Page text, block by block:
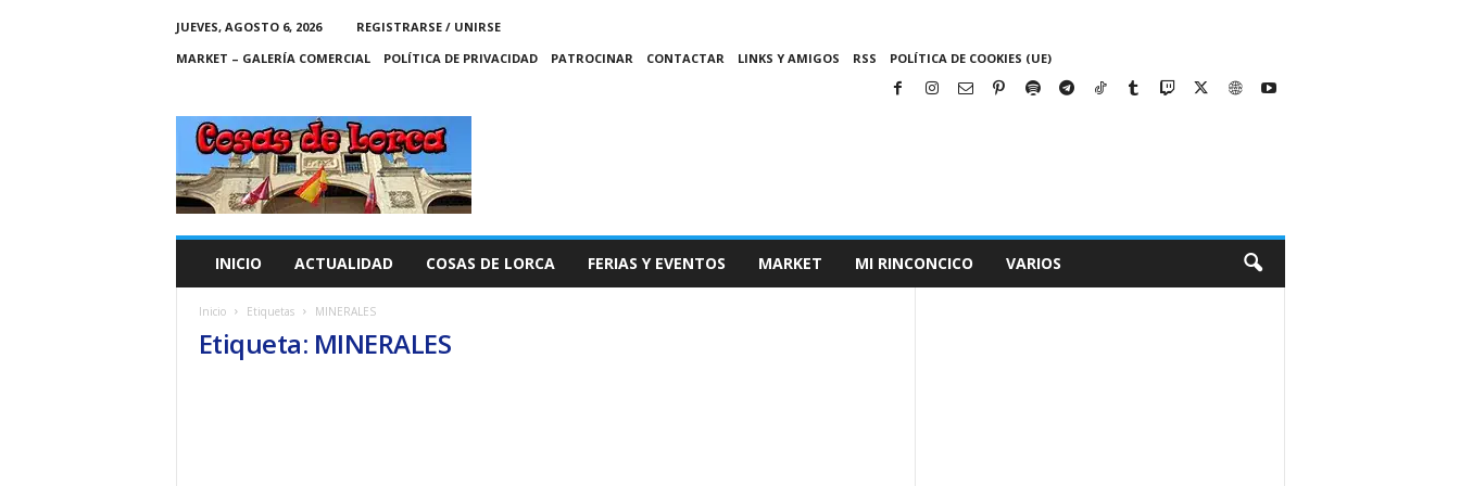
JUEVES, AGOSTO 6, 2026
REGISTRARSE / UNIRSE
MARKET – GALERÍA COMERCIAL
POLÍTICA DE PRIVACIDAD PATROCINAR CONTACTAR LINKS Y AMIGOS RSS POLÍTICA DE COOKIES (UE)
C
A
S
INICIO ACTUALIDAD COSAS DE LORCA FERIAS Y EVENTOS MARKET MI RINCONCICO VARIOS
Inicio Etiquetas MINERALES
Etiqueta: MINERALES